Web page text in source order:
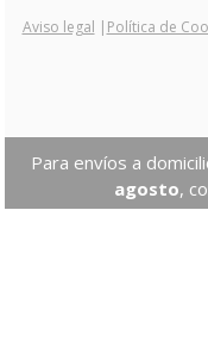
Aviso legal | Política de
Para envíos a
agosto,